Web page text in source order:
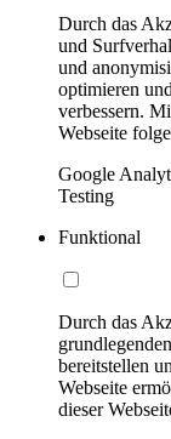
Durch das
und
und
optimieren
verbessern.
Webseite
Google
Testing
Funktional
Durch das
bereitstellen
Webseite
dieser